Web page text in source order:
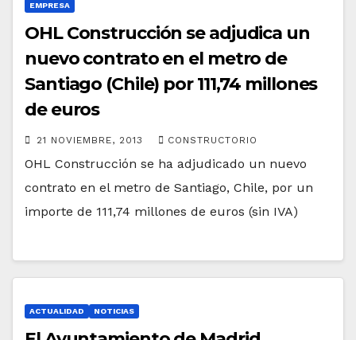
EMPRESA
OHL Construcción se adjudica un
nuevo contrato en el metro de
Santiago (Chile) por 111,74 millones
de euros
21 NOVIEMBRE, 2013 CONSTRUCTORIO
OHL Construcción se ha adjudicado un nuevo
contrato en el metro de Santiago, Chile, por un
importe de 111,74 millones de euros (sin IVA)
ACTUALIDAD NOTICIAS